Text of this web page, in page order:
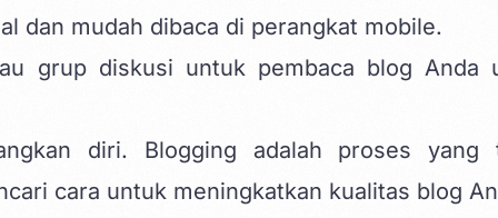
dan mudah dibaca di perangkat mobile.
grup diskusi untuk pembaca blog Anda
diri. Blogging adalah proses yang
cara untuk meningkatkan kualitas blog